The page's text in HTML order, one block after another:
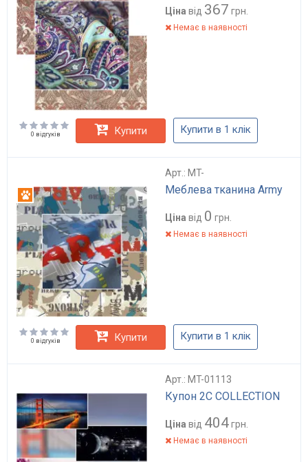
Ціна від 367 грн.
Немає в наявності
0 відгуків Купити Купити в 1 клік
Арт.: MT-
Меблева тканина Army
Антикіготь
Ціна від 0 грн.
Немає в наявності
0 відгуків Купити Купити в 1 клік
Арт.: MT-01113
Купон 2С COLLECTION
Ціна від 404грн.
Немає в наявності